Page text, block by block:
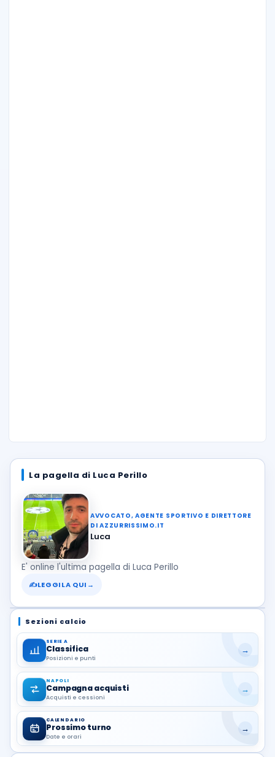
La pagella di Luca Perillo
AVVOCATO, AGENTE SPORTIVO E DIRETTORE
DI AZZURRISSIMO.IT
Luca
E' online l'ultima pagella di Luca Perillo
✍LEGGILA QUI →
Sezioni calcio
SERIE A
Classifica
Posizioni e punti
→
NAPOLI
Campagna acquisti
Acquisti e cessioni
→
CALENDARIO
Prossimo turno
Date e orari
→